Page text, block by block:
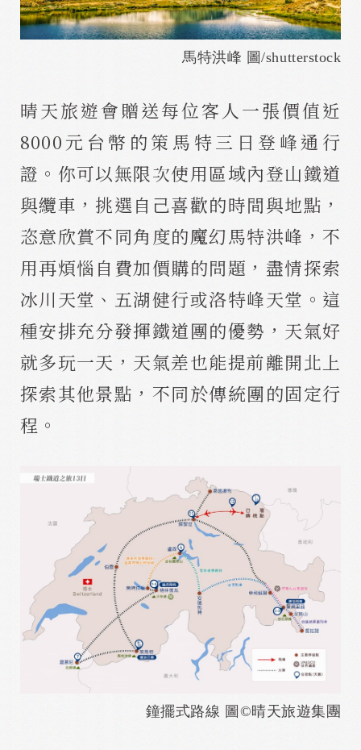
馬特洪峰 圖/shutterstock
晴天旅遊會贈送每位客人一張價值近
8000元台幣的策馬特三日登峰通行
證。你可以無限次使用區域內登山鐵道
與纜車，挑選自己喜歡的時間與地點，
恣意欣賞不同角度的魔幻馬特洪峰，不
用再煩惱自費加價購的問題，盡情探索
冰川天堂、五湖健行或洛特峰天堂。這
種安排充分發揮鐵道團的優勢，天氣好
就多玩一天，天氣差也能提前離開北上
探索其他景點，不同於傳統團的固定行
程。
鐘擺式路線 圖©晴天旅遊集團